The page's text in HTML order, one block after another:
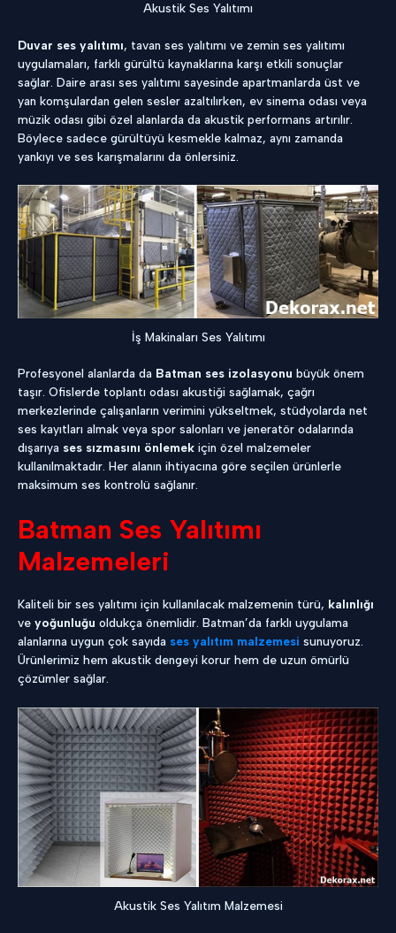
Akustik Ses Yalıtımı
Duvar ses yalıtımı, tavan ses yalıtımı ve zemin ses yalıtımı
uygulamaları, farklı gürültü kaynaklarına karşı etkili sonuçlar
sağlar. Daire arası ses yalıtımı sayesinde apartmanlarda üst ve
yan komşulardan gelen sesler azaltılırken, ev sinema odası veya
müzik odası gibi özel alanlarda da akustik performans artırılır.
Böylece sadece gürültüyü kesmekle kalmaz, aynı zamanda
yankıyı ve ses karışmalarını da önlersiniz.
İş Makinaları Ses Yalıtımı
Profesyonel alanlarda da Batman ses izolasyonu büyük önem
taşır. Ofislerde toplantı odası akustiği sağlamak, çağrı
merkezlerinde çalışanların verimini yükseltmek, stüdyolarda net
ses kayıtları almak veya spor salonları ve jeneratör odalarında
dışarıya ses sızmasını önlemek için özel malzemeler
kullanılmaktadır. Her alanın ihtiyacına göre seçilen ürünlerle
maksimum ses kontrolü sağlanır.
Batman Ses Yalıtımı
Malzemeleri
Kaliteli bir ses yalıtımı için kullanılacak malzemenin türü, kalınlığı
ve yoğunluğu oldukça önemlidir. Batman’da farklı uygulama
alanlarına uygun çok sayıda ses yalıtım malzemesi sunuyoruz.
Ürünlerimiz hem akustik dengeyi korur hem de uzun ömürlü
çözümler sağlar.
Akustik Ses Yalıtım Malzemesi